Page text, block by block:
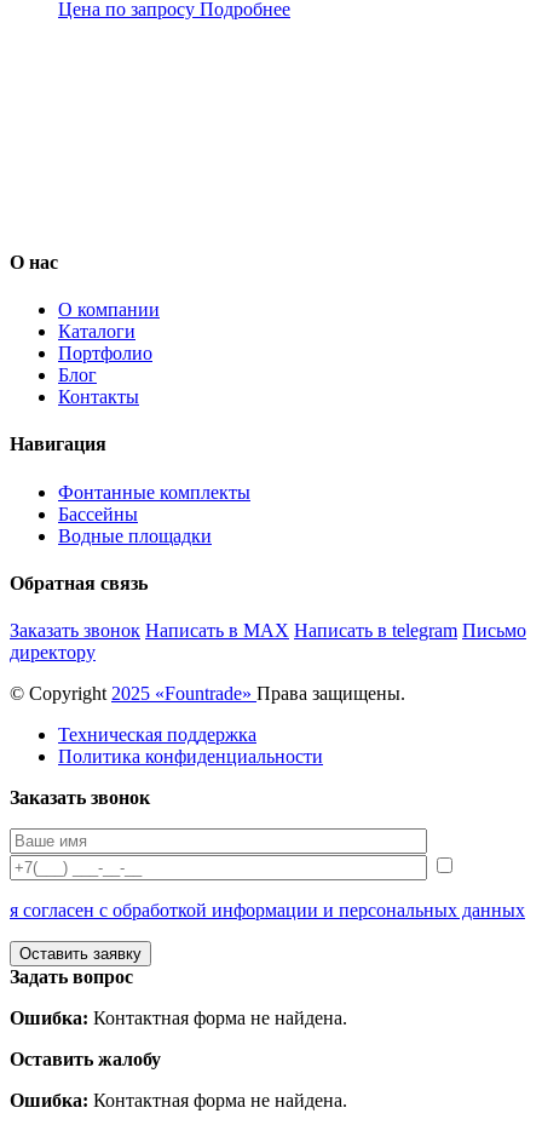
Цена по запросу Подробнее
О нас
О компании
Каталоги
Портфолио
Блог
Контакты
Навигация
Фонтанные комплекты
Бассейны
Водные площадки
Обратная связь
Заказать звонок Написать в MAX Написать в telegram Письмо
директору
© Copyright 2025 «Fоuntrade» Права защищены.
Техническая поддержка
Политика конфиденциальности
Заказать звонок
я согласен с обработкой информации и персональных данных
Задать вопрос
Ошибка: Контактная форма не найдена.
Оставить жалобу
Ошибка: Контактная форма не найдена.